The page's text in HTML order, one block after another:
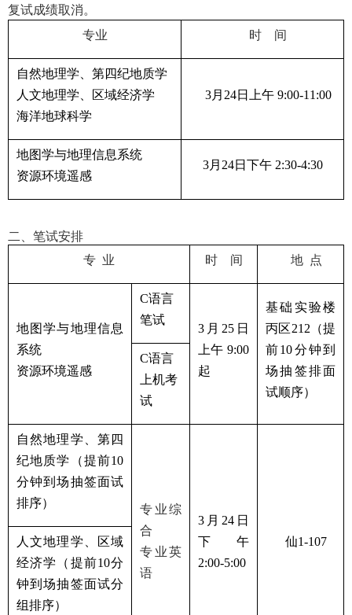
复试成绩取消。
专业
时 间
自然地理学、第四纪地质学
人文地理学、区域经济学
海洋地球科学
3月 24日上午 9:00-11:00
地图学与地理信息系统
资源环境遥感
3月 24日下午 2:30-4:30
二、笔试安排
专 业
时 间 地 点
地图学与地理信息
系统
资源环境遥感
C语言
笔试
3 月 25 日
上午 9:00
起
基础实验楼
丙区212 （提
前10分钟到
场抽签排面
试顺序）
C语言
上机考
试
自然地理学、第四
纪地质学（提前10
分钟到场抽签面试
排序）
专业综
合
专业英
语
3 月 24 日
下午
2:00-5:00
仙1-107
人文地理学、区域
经济学（提前10分
钟到场抽签面试分
组排序）